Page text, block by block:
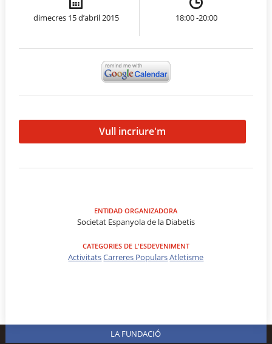
dimecres 15 d’abril 2015 18:00 -20:00
Vull incriure'm
ENTIDAD ORGANIZADORA
Societat Espanyola de la Diabetis
CATEGORIES DE L'ESDEVENIMENT
ActivitatsCarreres PopularsAtletisme
LA FUNDACIÓ